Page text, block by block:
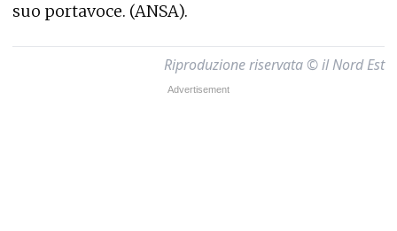
suo portavoce. (ANSA).
Riproduzione riservata © il Nord Est